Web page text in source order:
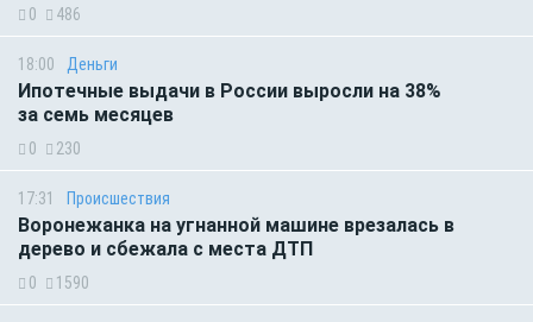
0 486
18:00 Деньги
Ипотечные выдачи в России выросли на 38%
за семь месяцев
0 230
17:31 Происшествия
Воронежанка на угнанной машине врезалась в
дерево и сбежала с места ДТП
0 1590